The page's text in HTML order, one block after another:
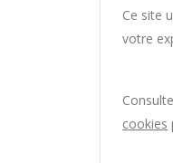
Ce site
votre
cookies